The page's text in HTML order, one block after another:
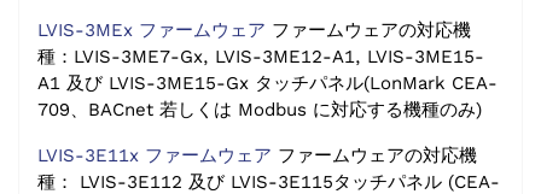
LVIS-3MEx ファームウェア ファームウェアの対応機
種：LVIS-3ME7-Gx, LVIS-3ME12-A1, LVIS-3ME15-
A1 及び LVIS-3ME15-Gx タッチパネル(LonMark CEA-
709、BACnet 若しくは Modbus に対応する機種のみ)
LVIS-3E11x ファームウェア ファームウェアの対応機
種： LVIS-3E112 及び LVIS-3E115タッチパネル (CEA-